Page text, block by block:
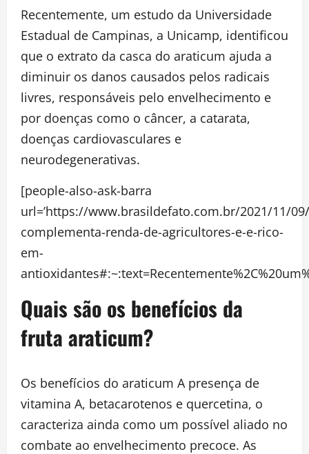
Recentemente, um estudo da Universidade
Estadual de Campinas, a Unicamp, identificou
que o extrato da casca do araticum ajuda a
diminuir os danos causados pelos radicais
livres, responsáveis pelo envelhecimento e
por doenças como o câncer, a catarata,
doenças cardiovasculares e
neurodegenerativas.
[people-also-ask-barra
url=’https://www.brasildefato.com.br/2021/11/
complementa-renda-de-agricultores-e-e-rico-
em-
Quais são os benefícios da
fruta araticum?
Os benefícios do araticum A presença de
vitamina A, betacarotenos e quercetina, o
caracteriza ainda como um possível aliado no
combate ao envelhecimento precoce. As